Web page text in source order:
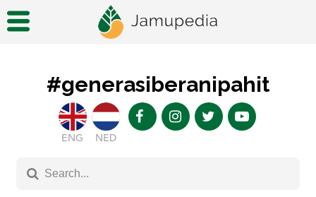
#generasiberanipahit
ENG NED